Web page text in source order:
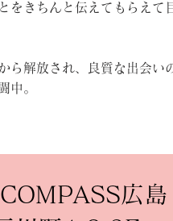
をきちんと伝えてもらえて
ら解放され、良質な出会い
中。
広島